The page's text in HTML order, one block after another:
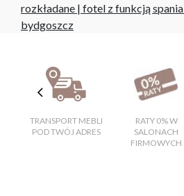
rozkładane | fotel z funkcją spania
bydgoszcz
TRANSPORT MEBLI
POD TWÓJ ADRES
RATY 0% W
SALONACH
FIRMOWYCH